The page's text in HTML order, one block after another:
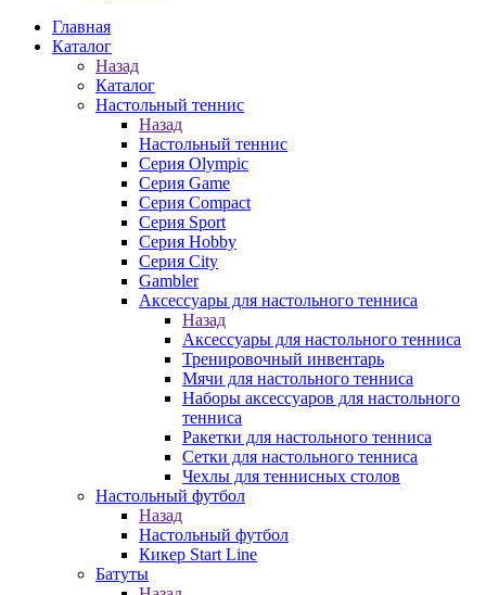
Главная
Каталог
Назад
Каталог
Настольный теннис
Назад
Настольный теннис
Серия Olympic
Серия Game
Серия Compact
Серия Sport
Серия Hobby
Серия City
Gambler
Аксессуары для настольного тенниса
Назад
Аксессуары для настольного тенниса
Тренировочный инвентарь
Мячи для настольного тенниса
Наборы аксессуаров для настольного
тенниса
Ракетки для настольного тенниса
Сетки для настольного тенниса
Чехлы для теннисных столов
Настольный футбол
Назад
Настольный футбол
Кикер Start Line
Батуты